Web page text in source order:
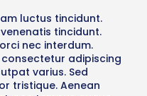
luctus tincidunt.
tincidunt.
nec interdum.
adipiscing
varius. Sed
tristique. Aenean